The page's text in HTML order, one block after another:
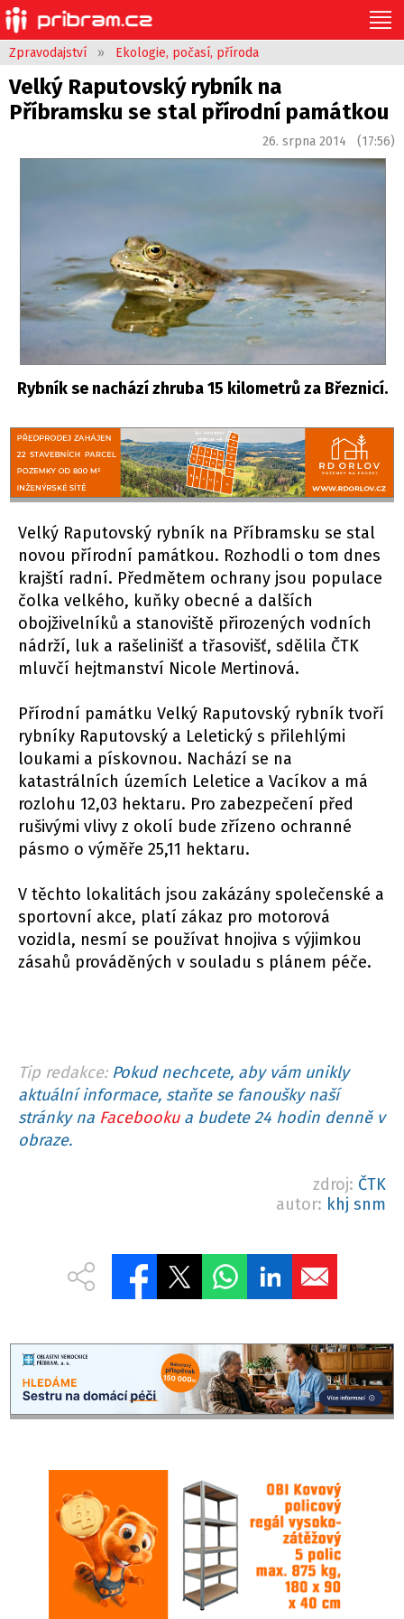
Zpravodajství » Ekologie, počasí, příroda
Velký Raputovský rybník na
Příbramsku se stal přírodní památkou
26. srpna 2014 (17:56)
Rybník se nachází zhruba 15 kilometrů za Březnicí.
Velký Raputovský rybník na Příbramsku se stal
novou přírodní památkou. Rozhodli o tom dnes
krajští radní. Předmětem ochrany jsou populace
čolka velkého, kuňky obecné a dalších
obojživelníků a stanoviště přirozených vodních
nádrží, luk a rašelinišť a třasovišť, sdělila ČTK
mluvčí hejtmanství Nicole Mertinová.
Přírodní památku Velký Raputovský rybník tvoří
rybníky Raputovský a Leletický s přilehlými
loukami a pískovnou. Nachází se na
katastrálních územích Leletice a Vacíkov a má
rozlohu 12,03 hektaru. Pro zabezpečení před
rušivými vlivy z okolí bude zřízeno ochranné
pásmo o výměře 25,11 hektaru.
V těchto lokalitách jsou zakázány společenské a
sportovní akce, platí zákaz pro motorová
vozidla, nesmí se používat hnojiva s výjimkou
zásahů prováděných v souladu s plánem péče.
Tip redakce: Pokud nechcete, aby vám unikly
aktuální informace, staňte se fanoušky naší
stránky na Facebookua budete 24 hodin denně v
obraze.
zdroj: ČTK
autor: khj snm